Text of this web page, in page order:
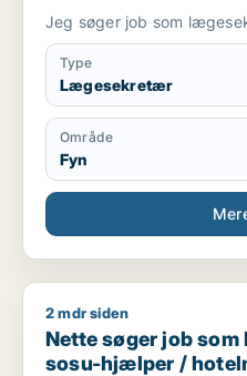
Jeg søger job som
Type
Lægesekretær
Område
Fyn
Nette søger job som
2 mdr siden
Nette søger job
sosu-hjælper /